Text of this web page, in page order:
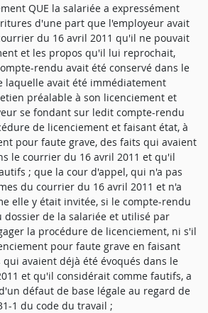
QUE la salariée a expressément
d'une part que l'employeur avait
du 16 avril 2011 qu'il ne pouvait
et les propos qu'il lui reprochait,
rendu avait été conservé dans le
laquelle avait été immédiatement
préalable à son licenciement et
se fondant sur ledit compte-rendu
de licenciement et faisant état, à
pour faute grave, des faits qui avaient
le courrier du 16 avril 2011 et qu'il
; que la cour d'appel, qui n'a pas
du courrier du 16 avril 2011 et n'a
elle y était invitée, si le compte-rendu
dossier de la salariée et utilisé par
la procédure de licenciement, ni s'il
pour faute grave en faisant
avaient déjà été évoqués dans le
et qu'il considérait comme fautifs, a
défaut de base légale au regard de
1 du code du travail ;